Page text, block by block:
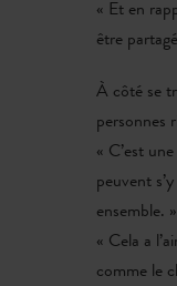
« Et en
être
À côté se
personnes
« C’est
peuvent
ensemble. »
« Cela a
comme le